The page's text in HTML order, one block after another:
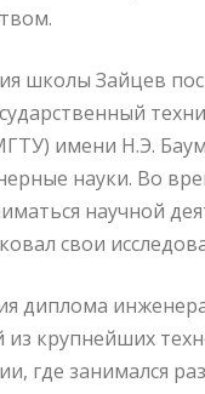
школы Зайцев
имени Н.Э.
науки. Во
научной
свои
диплома
из крупнейших
где занимался